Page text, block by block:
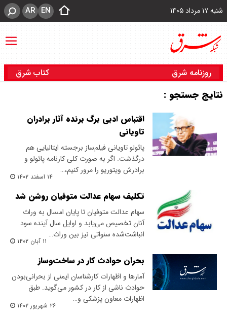
شنبه ۱۷ مرداد ۱۴۰۵ EN
AR
روزنامه شرق کتاب شرق
نتایج جستجو :
اقتباس ادبی برگ برنده آثار برادران
تاویانی
پائولو تاویانی فیلم‌ساز برجسته ایتالیایی هم
درگذشت. اگر به صورت کلی کارنامه پائولو و
برادرش ویتوریو را مرور کنیم،…
۱۴ اسفند ۱۴۰۲
تکلیف سهام عدالت متوفیان روشن شد
سهام عدالت متوفیان تا پایان امسال به وراث
آنان تخصیص می‌یابد و اوایل سال آینده سود
انباشت‌شده سنواتی نیز بین وراث…
۱۱ آبان ۱۴۰۲
بحران حوادث کار در ساخت‌وساز
آمارها و اظهارات کارشناسان ایمنی از بحرانی‌بودن
حوادث ناشی از کار در کشور می‌گوید. طبق
اظهارات معاون پزشکی و…
۲۶ شهریور ۱۴۰۲